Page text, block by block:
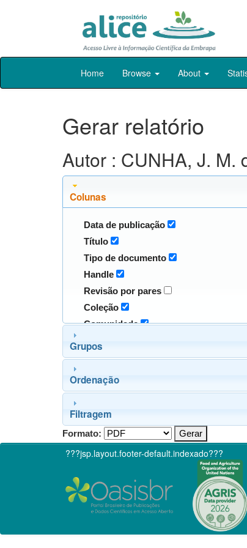
Skip
Home Browse About
Gerar relatório
Autor : CUNHA, J. M.
Colunas
Data de publicação
Título
Tipo de documento
Handle
Revisão por pares
Coleção
Comunidade
Grupos
Ordenação
Filtragem
Formato:
???jsp.layout.footer-default.indexado???